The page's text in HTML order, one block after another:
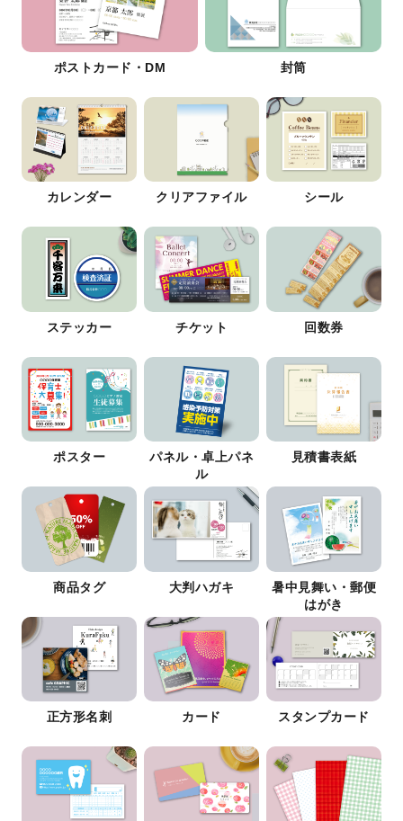
ポストカード・DM 封筒
カレンダー クリアファイル シール
ステッカー チケット 回数券
ポスター
パネル・卓上パネ
ル
見積書表紙
商品タグ 大判ハガキ
暑中見舞い・郵便
はがき
正方形名刺 カード スタンプカード